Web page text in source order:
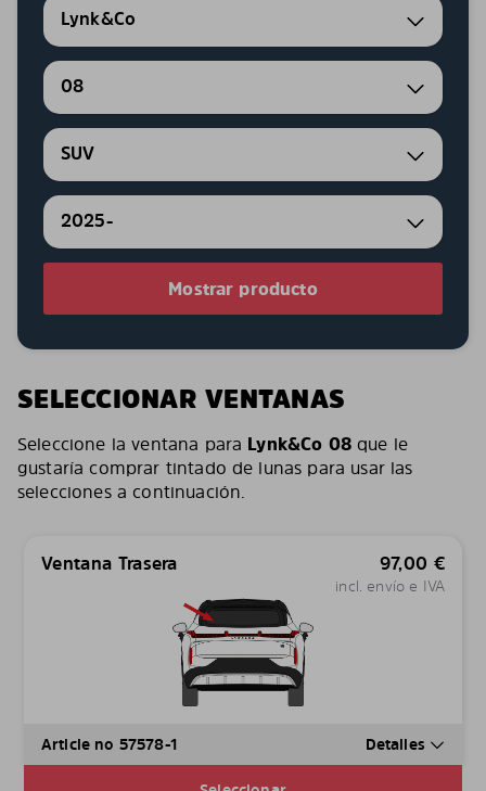
Lynk&Co
08
SUV
2025-
Mostrar producto
SELECCIONAR VENTANAS
Seleccione la ventana para Lynk&Co 08que le
gustaría comprar tintado de lunas para usar las
selecciones a continuación.
Ventana Trasera 97,00 €
incl. envío e IVA
Article no 57578-1 Detalles